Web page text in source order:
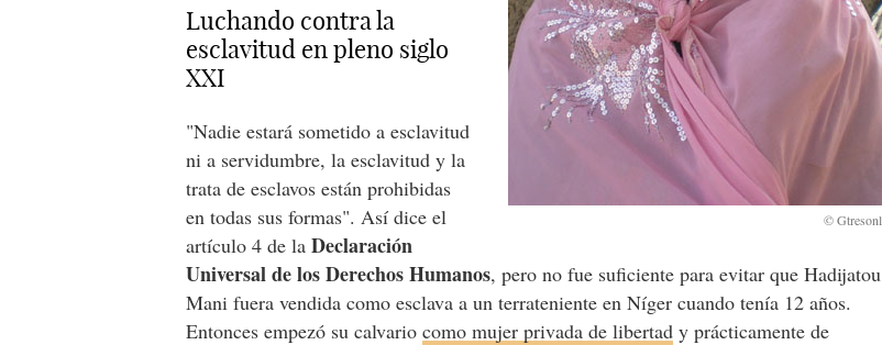
Luchando contra la
esclavitud en pleno siglo
XXI
"Nadie estará sometido a esclavitud
ni a servidumbre, la esclavitud y la
trata de esclavos están prohibidas
en todas sus formas". Así dice el
artículo 4 de laDeclaración
Universal de los Derechos Humanos, pero no fue suficiente para evitar que Hadijatou
Mani fuera vendida como esclava a un terrateniente en Níger cuando tenía 12 años.
Entonces empezó su calvariocomo mujer privada de libertad y prácticamente de